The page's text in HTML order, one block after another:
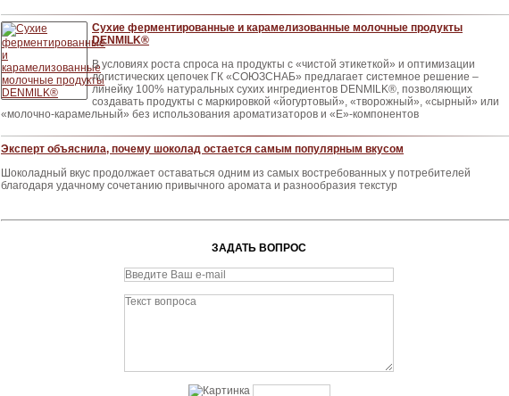
Сухие ферментированные и карамелизованные молочные продукты
DENMILK®
В условиях роста спроса на продукты с «чистой этикеткой» и оптимизации
логистических цепочек ГК «СОЮЗСНАБ» предлагает системное решение –
линейку 100% натуральных сухих ингредиентов DENMILK®, позволяющих
создавать продукты с маркировкой «йогуртовый», «творожный», «сырный» или
«молочно-карамельный» без использования ароматизаторов и «Е»-компонентов
Эксперт объяснила, почему шоколад остается самым популярным вкусом
Шоколадный вкус продолжает оставаться одним из самых востребованных у потребителей
благодаря удачному сочетанию привычного аромата и разнообразия текстур
ЗАДАТЬ ВОПРОС